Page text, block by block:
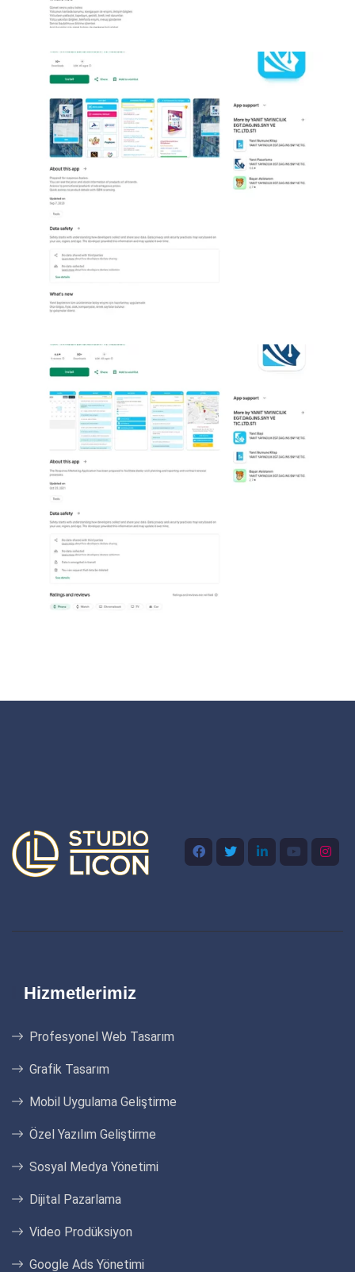
Hizmetlerimiz
Profesyonel Web Tasarım
Grafik Tasarım
Mobil Uygulama Geliştirme
Özel Yazılım Geliştirme
Sosyal Medya Yönetimi
Dijital Pazarlama
Video Prodüksiyon
Google Ads Yönetimi